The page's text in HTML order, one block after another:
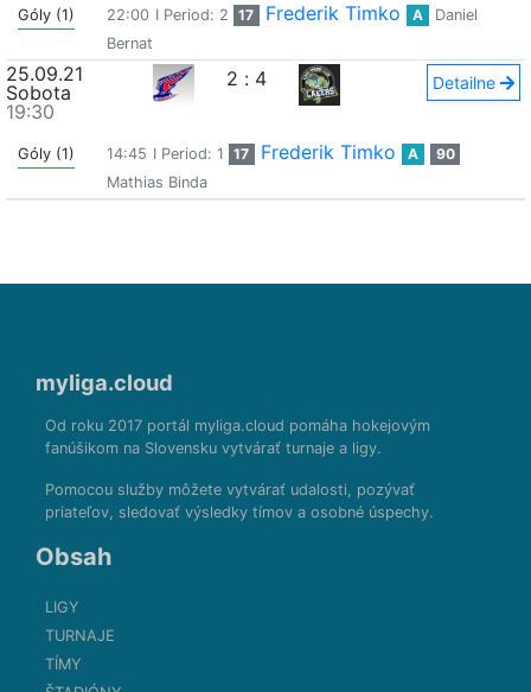
Góly (1) 22:00 I Period: 2 17 Frederik Timko A
Daniel
Bernat
25.09.21
Sobota
19:30
2 : 4 Detailne
Góly (1) 14:45 I Period: 1 17 Frederik Timko A
90
Mathias Binda
myliga.cloud
Od roku 2017 portál myliga.cloud pomáha hokejovým
fanúšikom na Slovensku vytvárať turnaje a ligy.
Pomocou služby môžete vytvárať udalosti, pozývať
priateľov, sledovať výsledky tímov a osobné úspechy.
Obsah
LIGY
TURNAJE
TÍMY